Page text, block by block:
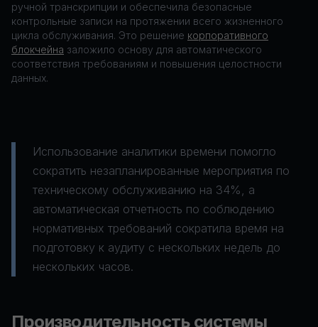
ручной транскрипции и обеспечила безопасные
контрольные записи на протяжении всего жизненного
цикла обслуживания. Это решение корпоративного
блокчейна заложило основу для автоматического
соответствия требованиям и повышения целостности
данных.
Использование аналитики времени помогло
сократить незапланированные мероприятия по
техническому обслуживанию на 34%, а
автоматическая отчетность по соблюдению
нормативных требований сократила время на
подготовку к аудиту с нескольких недель до
нескольких часов.
Производительность системы